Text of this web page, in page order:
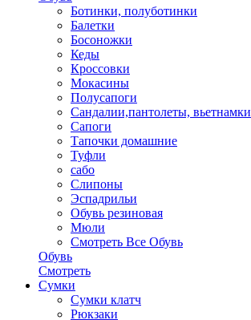
Ботинки, полуботинки
Балетки
Босоножки
Кеды
Кроссовки
Мокасины
Полусапоги
Сандалии,пантолеты, вьетнамки
Сапоги
Тапочки домашние
Туфли
сабо
Слипоны
Эспадрильи
Обувь резиновая
Мюли
Смотреть Все Обувь
Обувь
Смотреть
Сумки
Сумки клатч
Рюкзаки